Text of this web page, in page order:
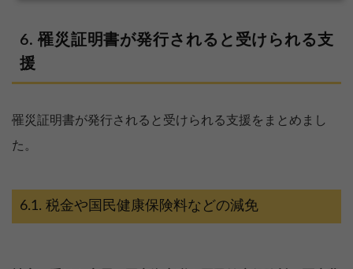
罹災証明書が発行されると受けられる支
援
罹災証明書が発行されると受けられる支援をまとめまし
た。
税金や国民健康保険料などの減免